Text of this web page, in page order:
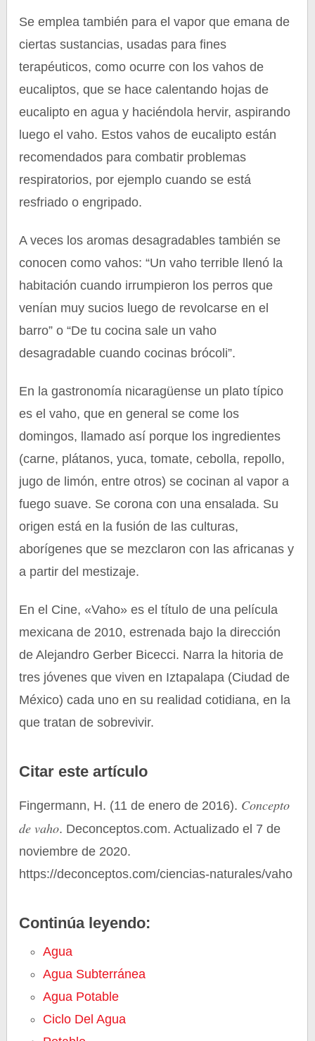
Se emplea también para el vapor que emana de
ciertas sustancias, usadas para fines
terapéuticos, como ocurre con los vahos de
eucaliptos, que se hace calentando hojas de
eucalipto en agua y haciéndola hervir, aspirando
luego el vaho. Estos vahos de eucalipto están
recomendados para combatir problemas
respiratorios, por ejemplo cuando se está
resfriado o engripado.
A veces los aromas desagradables también se
conocen como vahos: “Un vaho terrible llenó la
habitación cuando irrumpieron los perros que
venían muy sucios luego de revolcarse en el
barro” o “De tu cocina sale un vaho
desagradable cuando cocinas brócoli”.
En la gastronomía nicaragüense un plato típico
es el vaho, que en general se come los
domingos, llamado así porque los ingredientes
(carne, plátanos, yuca, tomate, cebolla, repollo,
jugo de limón, entre otros) se cocinan al vapor a
fuego suave. Se corona con una ensalada. Su
origen está en la fusión de las culturas,
aborígenes que se mezclaron con las africanas y
a partir del mestizaje.
En el Cine, «Vaho» es el título de una película
mexicana de 2010, estrenada bajo la dirección
de Alejandro Gerber Bicecci. Narra la hitoria de
tres jóvenes que viven en Iztapalapa (Ciudad de
México) cada uno en su realidad cotidiana, en la
que tratan de sobrevivir.
Citar este artículo
Fingermann, H. (11 de enero de 2016). Concepto
de vaho. Deconceptos.com. Actualizado el 7 de
noviembre de 2020.
https://deconceptos.com/ciencias-naturales/vaho
Continúa leyendo:
Agua
Agua Subterránea
Agua Potable
Ciclo Del Agua